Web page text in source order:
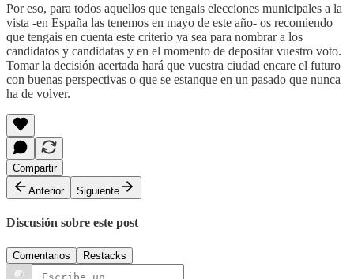
Por eso, para todos aquellos que tengais elecciones municipales a la
vista -en España las tenemos en mayo de este año- os recomiendo
que tengais en cuenta este criterio ya sea para nombrar a los
candidatos y candidatas y en el momento de depositar vuestro voto.
Tomar la decisión acertada hará que vuestra ciudad encare el futuro
con buenas perspectivas o que se estanque en un pasado que nunca
ha de volver.
Compartir
Anterior
Siguiente
Discusión sobre este post
Comentarios Restacks